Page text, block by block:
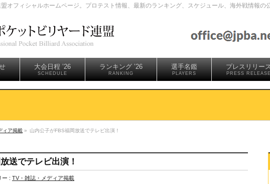
オフィシャルホームページ。プロテスト情報、最新のランキング、スケジュール、海外戦情報の
大会日程 ’26
SCHEDULE
ランキング ’26
RANKING
選手名鑑
PLAYERS
プレスリリー
PRESS
ィア掲載 » 山内公子がFBS福岡放送でテレビ出演！
送でテレビ出演！
ー : TV・雑誌・メディア掲載